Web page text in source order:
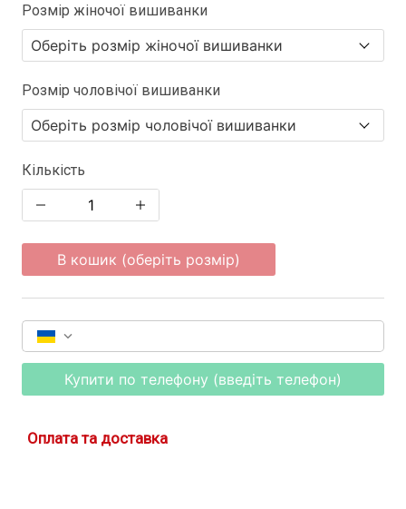
Розмір жіночої вишиванки
Розмір чоловічої вишиванки
Кількість
В кошик (оберіть розмір)
Купити по телефону (введіть телефон)
Оплата та доставка